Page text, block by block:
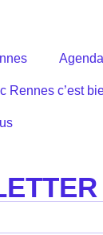
Rennes c’est